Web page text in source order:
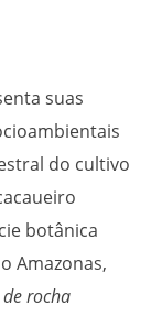
suas
do cultivo
botânica
Amazonas,
de rocha